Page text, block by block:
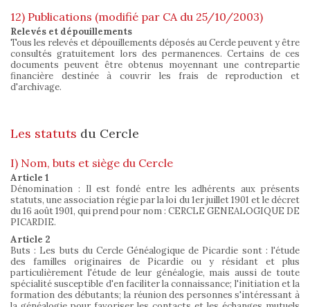
12) Publications (modifié par CA du 25/10/2003)
Relevés et dépouillements
Tous les relevés et dépouillements déposés au Cercle peuvent y être
consultés gratuitement lors des permanences. Certains de ces
documents peuvent être obtenus moyennant une contrepartie
financière destinée à couvrir les frais de reproduction et
d'archivage.
Les statuts du Cercle
I) Nom, buts et siège du Cercle
Article 1
Dénomination : Il est fondé entre les adhérents aux présents
statuts, une association régie par la loi du 1er juillet 1901 et le décret
du 16 août 1901, qui prend pour nom : CERCLE GENEALOGIQUE DE
PICARDIE.
Article 2
Buts : Les buts du Cercle Généalogique de Picardie sont : l'étude
des familles originaires de Picardie ou y résidant et plus
particulièrement l'étude de leur généalogie, mais aussi de toute
spécialité susceptible d'en faciliter la connaissance; l'initiation et la
formation des débutants; la réunion des personnes s'intéressant à